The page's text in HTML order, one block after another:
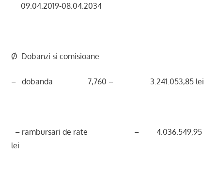
09.04.2019-08.04.2034
Ø Dobanzi si comisioane
– dobanda 7,760 – 3.241.053,85 lei
– rambursari de rate – 4.036.549,95
lei